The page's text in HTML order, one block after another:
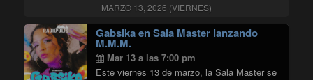
distintos proyectos de diferentes estilos en 4
fechas en Sala Master de Radio Universidad
de …Continuar leyendo"8FROGS + LETU"
MARZO 13, 2026 (VIERNES)
Gabsika en Sala Master lanzando
M.M.M.
Mar 13 a las 7:00 pm
Este viernes 13 de marzo, la Sala Master se